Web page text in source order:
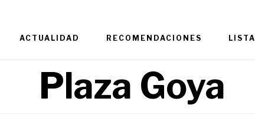
ACTUALIDAD RECOMENDACIONES
Plaza Goya